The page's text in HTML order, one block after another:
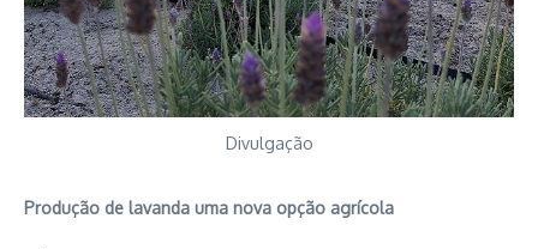
Divulgação
Produção de lavanda uma nova opção agrícola